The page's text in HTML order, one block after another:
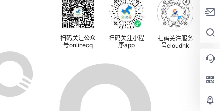
扫码关注公众
号onlinecq
扫码关注小程
序app
扫码关注服务
号cloudhk